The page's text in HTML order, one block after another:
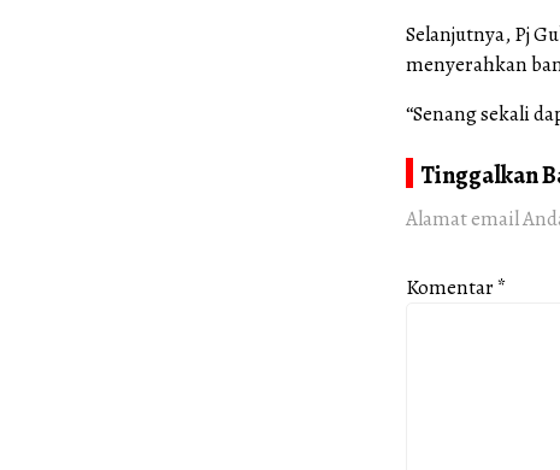
Selanjutnya, Pj
menyerahkan
“Senang sekali
Tinggalkan
Alamat email
Komentar*